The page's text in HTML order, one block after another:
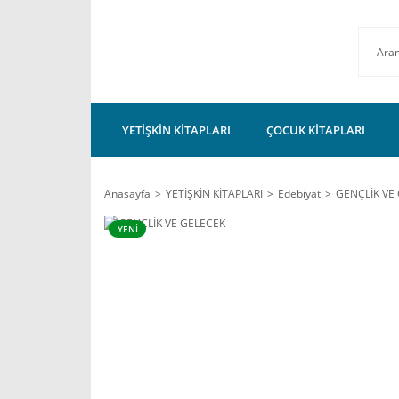
YETİŞKİN KİTAPLARI ÇOCUK KİTAPLARI
Anasayfa YETİŞKİN KİTAPLARI Edebiyat GENÇLİK VE
YENİ